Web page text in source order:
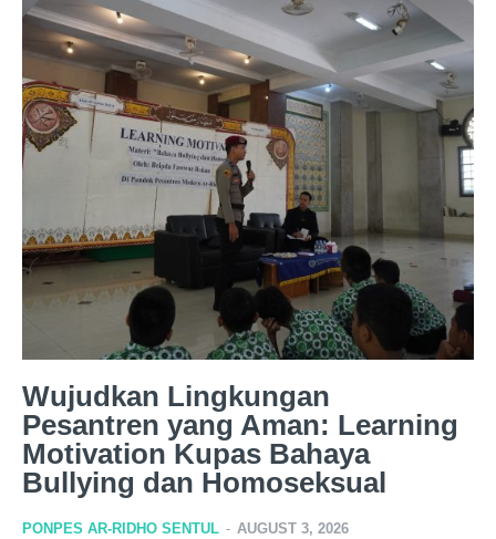
Wujudkan Lingkungan
Pesantren yang Aman: Learning
Motivation Kupas Bahaya
Bullying dan Homoseksual
PONPES AR-RIDHO SENTUL - AUGUST 3, 2026